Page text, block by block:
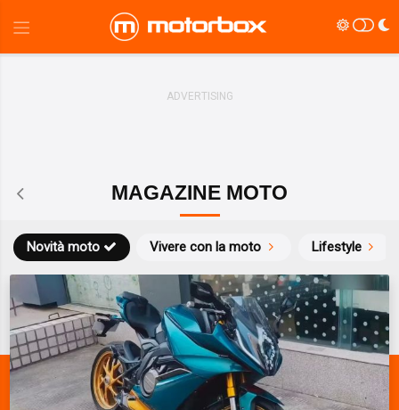
MAGAZINE MOTO
Novità moto Vivere con la moto Lifestyle